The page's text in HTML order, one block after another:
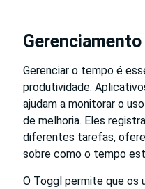
Gerenciar o tempo é
produtividade.
ajudam a monitorar o
de melhoria. Eles
diferentes tarefas,
sobre como o tempo
O Toggl permite que os